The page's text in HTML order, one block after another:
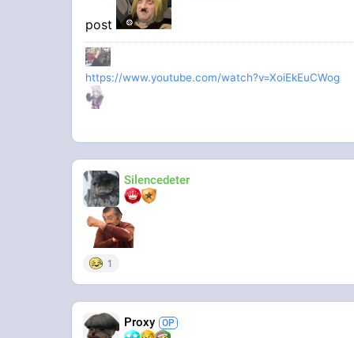
post
https://www.youtube.com/watch?v=XoiEkEuCWog
Silencedeter
1
Proxy